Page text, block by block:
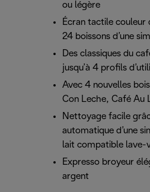
ou légère
Écran tactile couleur
24 boissons d’une
Des classiques du
jusqu’à 4 profils
Avec 4 nouvelles
Con Leche, Café Au
Nettoyage facile
automatique d’une
lait compatible lave-
Expresso broyeur
argent